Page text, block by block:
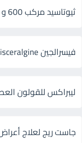
ثيوتاسيد مركب 600 و 300 لإلتهاب الأعصاب
فيسرالجين Visceralgine لآلام الجهاز الهضمى
ليبراكس للقولون
جاست ريج لعلاج